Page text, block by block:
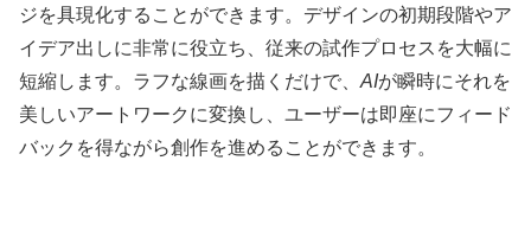
ジを具現化することができます。デザインの初期段階やア
イデア出しに非常に役立ち、従来の試作プロセスを大幅に
短縮します。ラフな線画を描くだけで、AIが瞬時にそれを
美しいアートワークに変換し、ユーザーは即座にフィード
バックを得ながら創作を進めることができます。